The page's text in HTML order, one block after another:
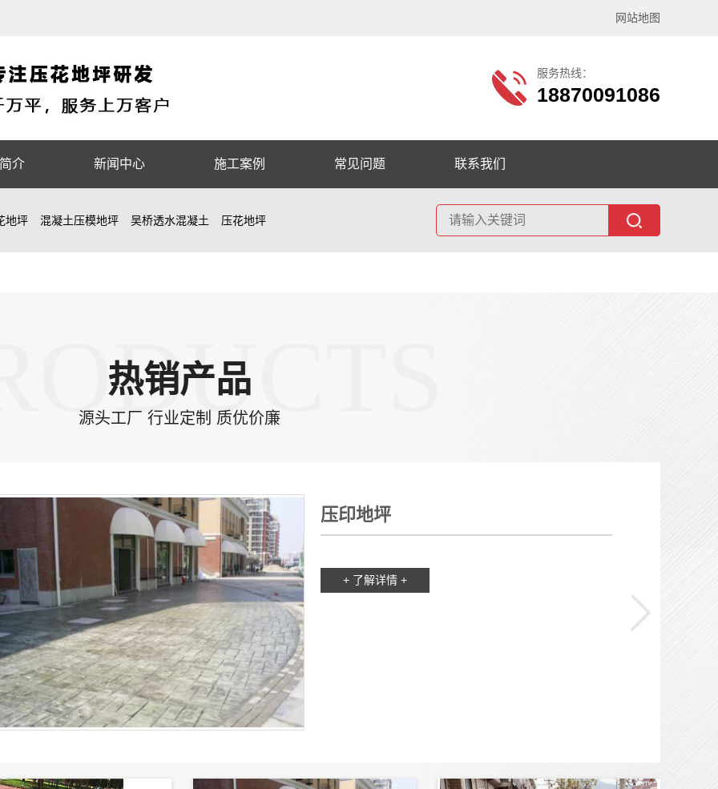
网站地图
服务热线：
18870091086
介 新闻中心 施工案例 常见问题 联系我们
地坪 混凝土压模地坪 吴桥透水混凝土 压花地坪
热销产品
源头工厂 行业定制 质优价廉
压印地坪
+ 了解详情 +